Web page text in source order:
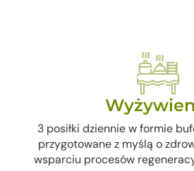
3 posiłki dziennie w formie
przygotowane z myślą o
wsparciu procesów